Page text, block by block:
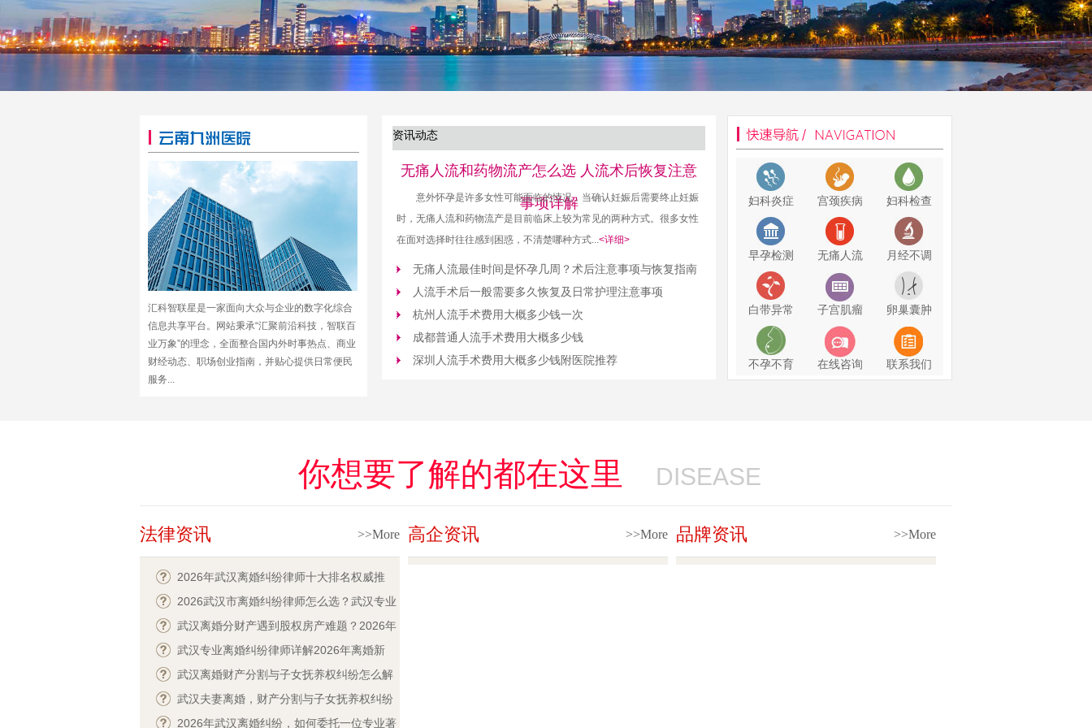
汇科智联星是一家面向大众与企业的数字化综合
信息共享平台。网站秉承“汇聚前沿科技，智联百
业万象”的理念，全面整合国内外时事热点、商业
财经动态、职场创业指南，并贴心提供日常便民
服务...
资讯动态
无痛人流和药物流产怎么选 人流术后恢复注意
事项详解
意外怀孕是许多女性可能面临的情况，当确认妊娠后需要终止妊娠
时，无痛人流和药物流产是目前临床上较为常见的两种方式。很多女性
在面对选择时往往感到困惑，不清楚哪种方式...<详细>
无痛人流最佳时间是怀孕几周？术后注意事项与恢复指南
人流手术后一般需要多久恢复及日常护理注意事项
杭州人流手术费用大概多少钱一次
成都普通人流手术费用大概多少钱
深圳人流手术费用大概多少钱附医院推荐
妇科炎症 宫颈疾病 妇科检查
早孕检测 无痛人流 月经不调
白带异常 子宫肌瘤 卵巢囊肿
不孕不育 在线咨询 联系我们
你想要了解的都在这里 DISEASE
>>More
法律资讯
2026年武汉离婚纠纷律师十大排名权威推
荐，本地专业实力与收费标准深度解析
2026武汉市离婚纠纷律师怎么选？武汉专业
离婚律师告诉您找律师的3个关键步骤，避开
常见误区
武汉离婚分财产遇到股权房产难题？2026年
找对本地专业离婚律师少走弯路
武汉专业离婚纠纷律师详解2026年离婚新
规：财产分割与子女抚养一步到位
武汉离婚财产分割与子女抚养权纠纷怎么解
决？2026找本地专业律师支招
武汉夫妻离婚，财产分割与子女抚养权纠纷
怎么解决？2026年最新法律指引必看
2026年武汉离婚纠纷，如何委托一位专业著
>>More
高企资讯 >>More
品牌资讯